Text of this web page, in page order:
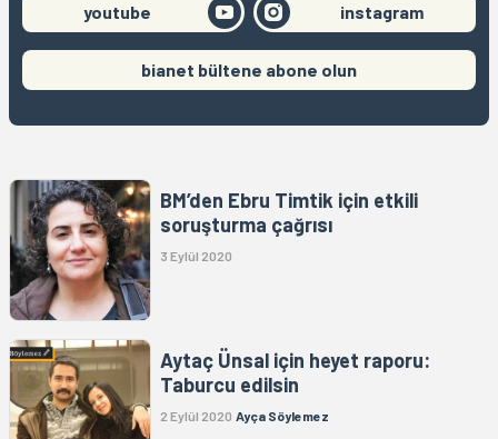
youtube instagram
bianet bültene abone olun
BM’den Ebru Timtik için etkili
soruşturma çağrısı
3 Eylül 2020
Aytaç Ünsal için heyet raporu:
Taburcu edilsin
2 Eylül 2020 Ayça Söylemez